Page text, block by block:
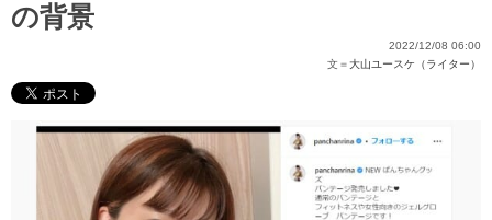
の背景
2022/12/08 06:00
文＝大山ユースケ（ライター）